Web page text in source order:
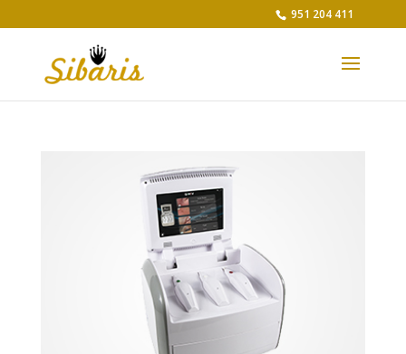
951 204 411